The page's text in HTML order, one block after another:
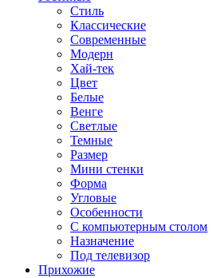
Стиль
Классические
Современные
Модерн
Хай-тек
Цвет
Белые
Венге
Светлые
Темные
Размер
Мини стенки
Форма
Угловые
Особенности
С компьютерным столом
Назначение
Под телевизор
Прихожие